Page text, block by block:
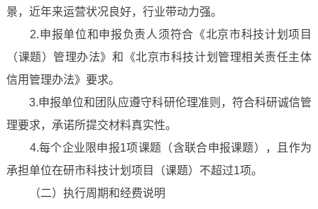
景，近年来运营状况良好，行业带动力强。
2.申报单位和申报负责人须符合《北京市科技计划项目
（课题）管理办法》和《北京市科技计划管理相关责任主体
信用管理办法》要求。
3.申报单位和团队应遵守科研伦理准则，符合科研诚信管
理要求，承诺所提交材料真实性。
4.每个企业限申报1项课题（含联合申报课题），且作为
承担单位在研市科技计划项目（课题）不超过1项。
（二）执行周期和经费说明